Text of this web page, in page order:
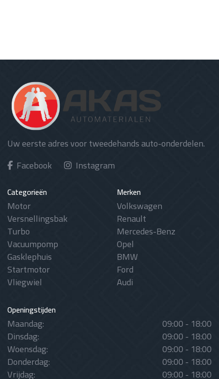
Uw eerste adres voor tweedehands auto-onderdelen.
Facebook
Instagram
Categorieën
Motor
Versnellingsbak
Turbo
Vacuumpomp
Gasklephuis
Startmotor
Vliegwiel
Merken
Volkswagen
Renault
Mercedes-Benz
Opel
BMW
Ford
Audi
Openingstijden
Maandag: 09:00 - 18:00
Dinsdag: 09:00 - 18:00
Woensdag: 09:00 - 18:00
Donderdag: 09:00 - 18:00
Vrijdag: 09:00 - 18:00